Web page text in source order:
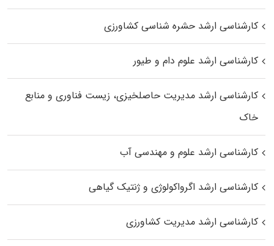
کارشناسی ارشد حشره‌ شناسی کشاورزی
کارشناسی ارشد علوم دام و طیور
کارشناسی ارشد مدیریت حاصلخیزی، زیست فناوری و منابع
خاک
کارشناسی ارشد علوم و مهندسی آب
کارشناسی ارشد اگرواکولوژی و ژنتیک گیاهی
کارشناسی ارشد مدیریت کشاورزی